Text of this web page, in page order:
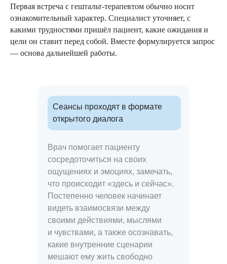
Первая встреча с гештальт-терапевтом обычно носит
ознакомительный характер. Специалист уточняет, с
какими трудностями пришёл пациент, какие ожидания и
цели он ставит перед собой. Вместе формулируется запрос
— основа дальнейшей работы.
Сеансы проходят в формате
открытого диалога
Врач помогает пациенту
сосредоточиться на своих
ощущениях и эмоциях, замечать,
что происходит «здесь и сейчас».
Постепенно человек начинает
видеть взаимосвязи между
своими действиями, мыслями
и чувствами, а также осознавать,
какие внутренние сценарии
мешают ему жить свободно